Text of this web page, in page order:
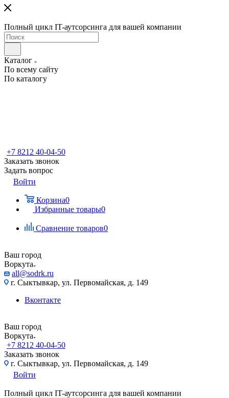
Полный цикл IT-аутсорсинга для вашей компании
Каталог
По всему сайту
По каталогу
+7 8212 40-04-50
Заказать звонок
Задать вопрос
Войти
Корзина0
Избранные товары0
Сравнение товаров0
Ваш город
Воркута
all@sodrk.ru
г. Сыктывкар, ул. Первомайская, д. 149
Вконтакте
Ваш город
Воркута
+7 8212 40-04-50
Заказать звонок
г. Сыктывкар, ул. Первомайская, д. 149
Войти
Полный цикл IT-аутсорсинга для вашей компании